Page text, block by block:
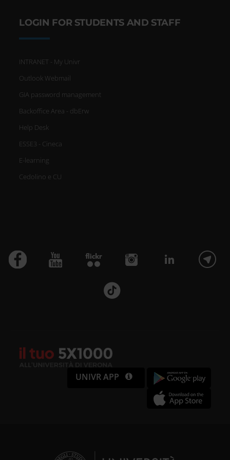
LOGIN FOR STUDENTS AND STAFF
INTRANET - My Univr
Outlook Webmail
GIA password management
Backoffice Area - dbErw
Help Desk
ESSE3 - Cineca
E-learning
Cedolino e CU
UNIVR APP